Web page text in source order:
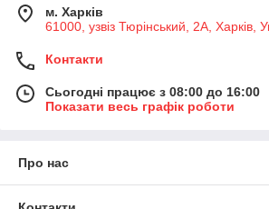
м. Харків
61000, узвіз Тюрінський, 2А, Харків,
Контакти
Сьогодні працює з 08:00 до 16:00
Показати весь графік роботи
Про нас